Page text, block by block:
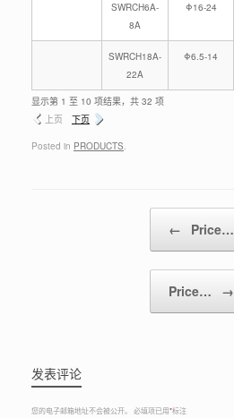
SWRCH6A-
8A
Φ16-24
SWRCH18A-
22A
Φ6.5-14
显示第 1 至 10 项结果，共 32 项
上页
下页
Posted in PRODUCTS.
← Price…
Price… →
发表评论
您的电子邮箱地址不会被公开。 必填项已用*标注